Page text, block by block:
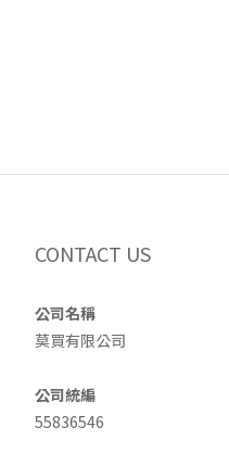
CONTACT US
公司名稱
莫買有限公司
公司統編
55836546